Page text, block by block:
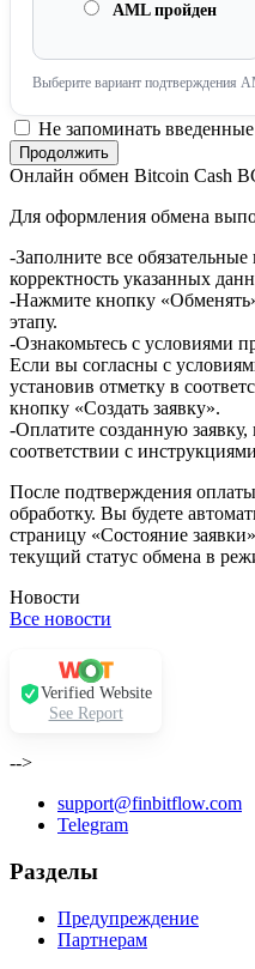
AML пройден
Выберите вариант подтверждения
Не запоминать
Онлайн обмен Bitcoin Cash
Для оформления обмена
-Заполните все
корректность указанных
-Нажмите кнопку
этапу.
-Ознакомьтесь с условиями
Если вы согласны с
установив отметку в
кнопку «Создать заявку».
-Оплатите созданную
соответствии с
После подтверждения оплаты
обработку. Вы будете
страницу «Состояние
текущий статус обмена в
Новости
Все новости
Verified Website
See Report
-->
support@finbitflow.com
Telegram
Разделы
Предупреждение
Партнерам